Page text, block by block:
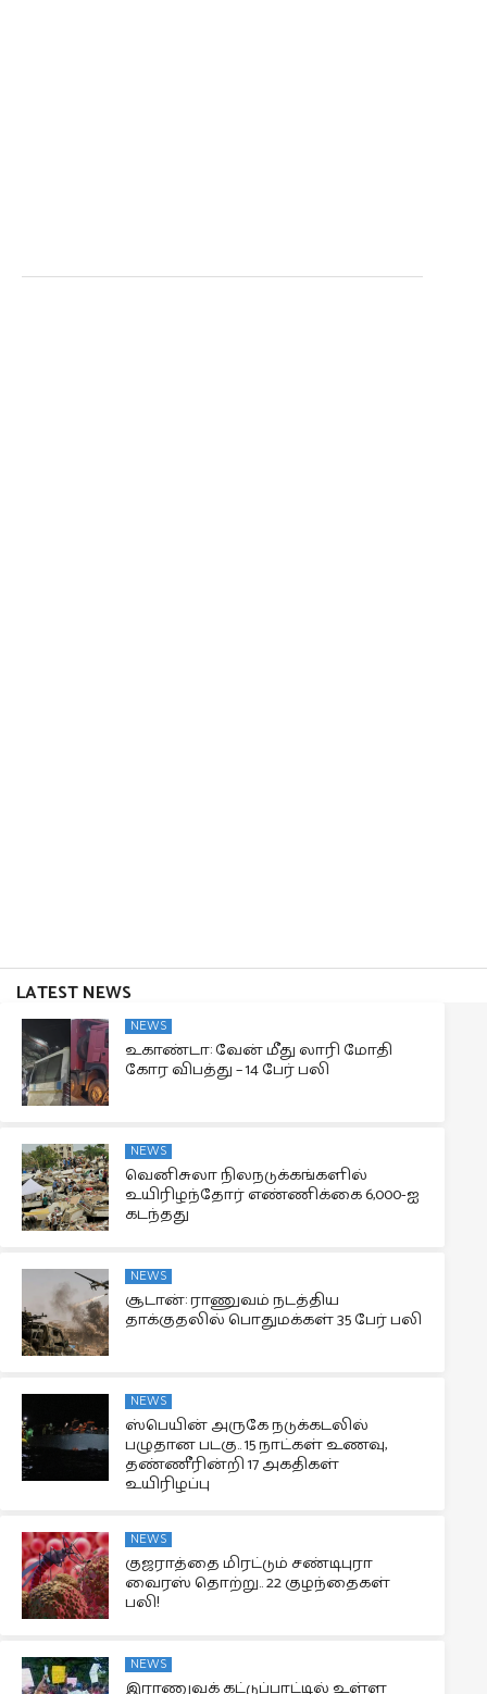
LATEST NEWS
NEWS
உகாண்டா: வேன் மீது லாரி மோதி
கோர விபத்து – 14 பேர் பலி
NEWS
வெனிசுலா நிலநடுக்கங்களில்
உயிரிழந்தோர் எண்ணிக்கை 6,000-ஐ
கடந்தது
NEWS
சூடான்: ராணுவம் நடத்திய
தாக்குதலில் பொதுமக்கள் 35 பேர் பலி
NEWS
ஸ்பெயின் அருகே நடுக்கடலில்
பழுதான படகு.. 15 நாட்கள் உணவு,
தண்ணீரின்றி 17 அகதிகள்
உயிரிழப்பு
NEWS
குஜராத்தை மிரட்டும் சண்டிபுரா
வைரஸ் தொற்று.. 22 குழந்தைகள்
பலி!
NEWS
இராணுவக் கட்டுப்பாட்டில் உள்ள